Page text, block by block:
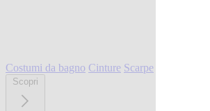
Costumi da bagno Cinture Scarpe
Scopri